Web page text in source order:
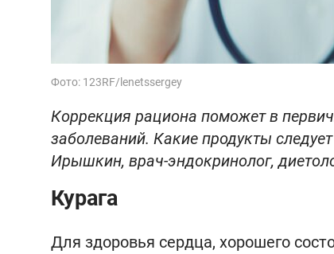
Фото: 123RF/lenetssergey
Коррекция рациона поможет в
заболеваний. Какие продукты
Ирышкин, врач-эндокринолог,
Курага
Для здоровья сердца, хорошего